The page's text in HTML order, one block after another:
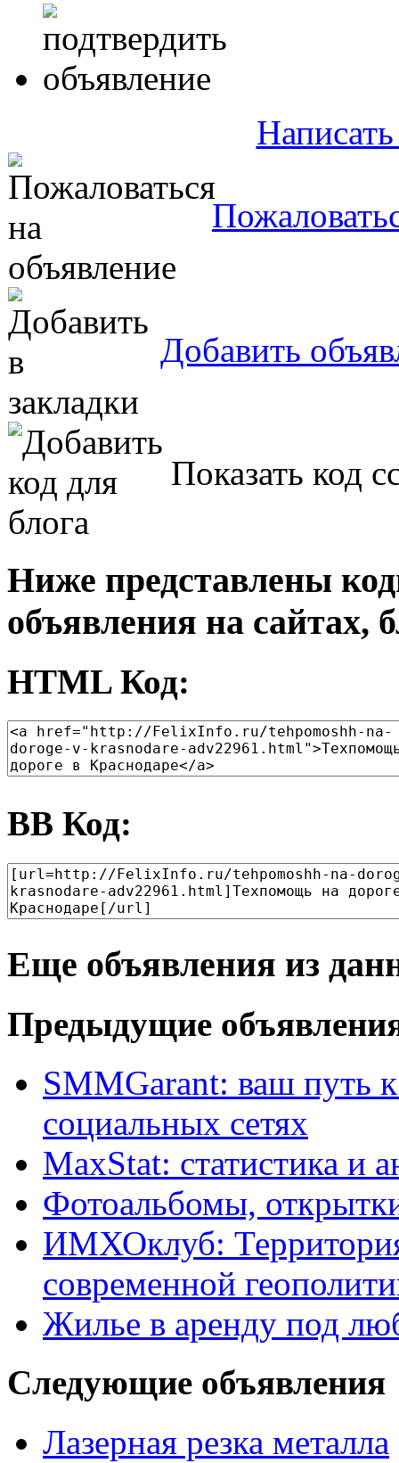
Добавить
Показать код
Ниже представлены
объявления на сайтах,
HTML Код:
BB Код:
Еще объявления из
Предыдущие
SMMGarant: ваш путь
социальных сетях
MaxStat: статистика и
Фотоальбомы,
ИМХОклуб:
современной
Жилье в аренду под
Следующие объявления
Лазерная резка металла